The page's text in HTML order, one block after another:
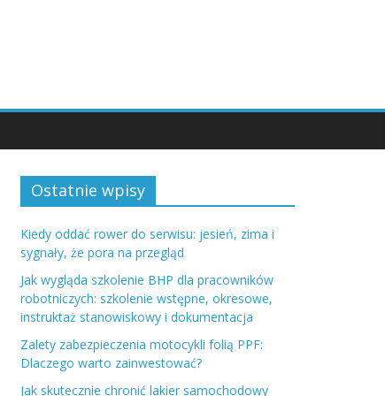
Ostatnie wpisy
Kiedy oddać rower do serwisu: jesień, zima i
sygnały, że pora na przegląd
Jak wygląda szkolenie BHP dla pracowników
robotniczych: szkolenie wstępne, okresowe,
instruktaż stanowiskowy i dokumentacja
Zalety zabezpieczenia motocykli folią PPF:
Dlaczego warto zainwestować?
Jak skutecznie chronić lakier samochodowy